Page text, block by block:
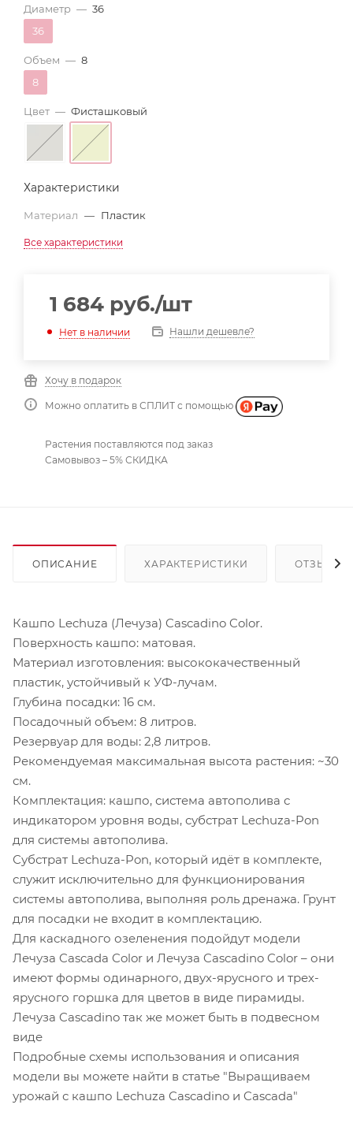
Диаметр — 36
36
Объем — 8
8
Цвет — Фисташковый
Характеристики
Материал — Пластик
Все характеристики
1 684 руб./шт
Нет в наличии Нашли дешевле?
Хочу в подарок
Можно оплатить в СПЛИТ с помощью
Растения поставляются под заказ
Самовывоз – 5% СКИДКА
ОПИСАНИЕ ХАРАКТЕРИСТИКИ ОТЗЫВЫ
Кашпо Lechuza (Лечуза) Cascadino Color.
Поверхность кашпо: матовая.
Материал изготовления: высококачественный
пластик, устойчивый к УФ-лучам.
Глубина посадки: 16 см.
Посадочный объем: 8 литров.
Резервуар для воды: 2,8 литров.
Рекомендуемая максимальная высота растения: ~30
см.
Комплектация: кашпо, система автополива с
индикатором уровня воды, субстрат Lechuza-Pon
для системы автополива.
Субстрат Lechuza-Pon, который идёт в комплекте,
служит исключительно для функционирования
системы автополива, выполняя роль дренажа. Грунт
для посадки не входит в комплектацию.
Для каскадного озеленения подойдут модели
Лечуза Cascada Color и Лечуза Cascadino Color – они
имеют формы одинарного, двух-ярусного и трех-
ярусного горшка для цветов в виде пирамиды.
Лечуза Cascadino так же может быть в подвесном
виде
Подробные схемы использования и описания
модели вы можете найти в статье "Выращиваем
урожай с кашпо Lechuza Cascadino и Cascada"